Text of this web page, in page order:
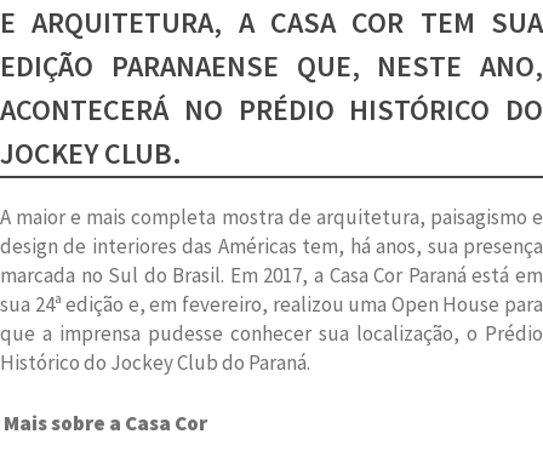
E ARQUITETURA, A CASA COR TEM SUA
EDIÇÃO PARANAENSE QUE, NESTE ANO,
ACONTECERÁ NO PRÉDIO HISTÓRICO DO
JOCKEY CLUB.
A maior e mais completa mostra de arquitetura, paisagismo e
design de interiores das Américas tem, há anos, sua presença
marcada no Sul do Brasil. Em 2017, a Casa Cor Paraná está em
sua 24ª edição e, em fevereiro, realizou uma Open House para
que a imprensa pudesse conhecer sua localização, o Prédio
Histórico do Jockey Club do Paraná.
Mais sobre a Casa Cor